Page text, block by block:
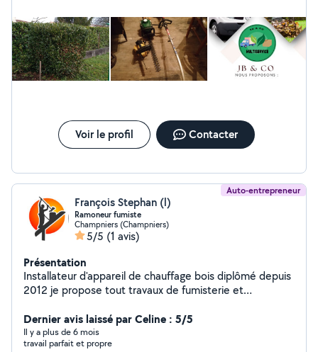
Voir le profil Contacter
Auto-entrepreneur
François Stephan (l)
Ramoneur fumiste
Champniers (Champniers)
5/5 (1 avis)
Présentation
Installateur d'appareil de chauffage bois diplômé depuis
2012 je propose tout travaux de fumisterie et
Cheminées sur mesure -Tubage de cheminées -
Ramonage -Entretien de poêle à granulés -Entretien de
chaudière fioul Jai un CAP de metallier serrurier soudeur
Dernier avis laissé par Celine : 5/5
Il y a plus de 6 mois
travail parfait et propre